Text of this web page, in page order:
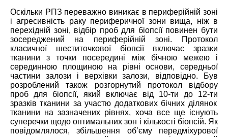
Оскільки РПЗ переважно виникає в периферійній зоні
і агресивність раку периферичної зони вища, ніж в
перехідній зоні, відбір проб для біопсії повинен бути
зосереджений на периферійній зоні. Протокол
класичної шеститочкової біопсії включає зразки
тканини з точки посередині між бічною межею і
серединною площиною на рівні основи, середньої
частини залози і верхівки залози, відповідно. Був
розроблений також розгорнутий протокол відбору
проб для біопсії, який включає від 10-ти до 12-ти
зразків тканини за участю додаткових бічних ділянок
тканини на зазначених рівнях, хоча все ще існують
суперечки щодо оптимальних зон і кількості біопсій. Як
повідомлялося, збільшення об’єму передміхурової